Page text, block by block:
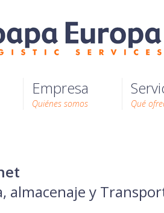
Empresa
Quiénes somos Qué
almacenaje y